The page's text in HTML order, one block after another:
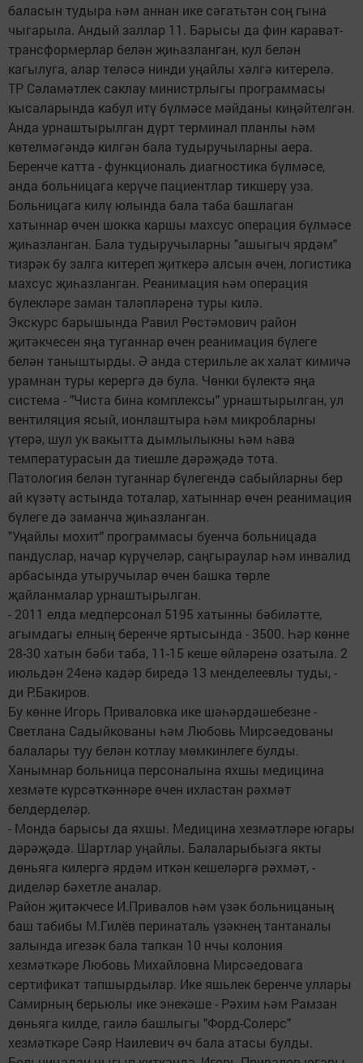
баласын тудыра һәм аннан ике сәгатьтән соң гына
чыгарыла. Андый заллар 11. Барысы да фин карават-
трансформерлар белән җиһазланган, кул белән
кагылуга, алар теләсә нинди уңайлы хәлгә китерелә.
ТР Сәламәтлек саклау министрлыгы программасы
кысаларында кабул итү бүлмәсе мәйданы киңәйтелгән.
Анда урнаштырылган дүрт терминал планлы һәм
көтелмәгәндә килгән бала тудыручыларны аера.
Беренче катта - функциональ диагностика бүлмәсе,
анда больницага керүче пациентлар тикшерү уза.
Больницага килү юлында бала таба башлаган
хатыннар өчен шокка каршы махсус операция бүлмәсе
җиһазланган. Бала тудыручыларны "ашыгыч ярдәм"
тизрәк бу залга китереп җиткерә алсын өчен, логистика
махсус җиһазланган. Реанимация һәм операция
бүлекләре заман таләпләренә туры килә.
Экскурс барышында Равил Рөстәмович район
җитәкчесен яңа туганнар өчен реанимация бүлеге
белән таныштырды. Ә анда стерильле ак халат кимичә
урамнан туры керергә дә була. Чөнки бүлектә яңа
система - "Чиста бина комплексы" урнаштырылган, ул
вентиляция ясый, ионлаштыра һәм микробларны
үтерә, шул ук вакытта дымлылыкны һәм һава
температурасын да тиешле дәрәҗәдә тота.
Патология белән туганнар бүлегендә сабыйларны бер
ай күзәтү астында тоталар, хатыннар өчен реанимация
бүлеге дә заманча җиһазланган.
"Уңайлы мохит" программасы буенча больницада
пандуслар, начар күрүчеләр, саңгыраулар һәм инвалид
арбасында утыручылар өчен башка төрле
җайланмалар урнаштырылган.
- 2011 елда медперсонал 5195 хатынны бәбиләтте,
агымдагы елның беренче яртысында - 3500. Һәр көнне
28-30 хатын бәби таба, 11-15 кеше өйләренә озатыла. 2
июльдән 24енә кадәр биредә 13 менделеевлы туды, -
ди Р.Бакиров.
Бу көнне Игорь Приваловка ике шәһәрдәшебезне -
Светлана Садыйкованы һәм Любовь Мирсәедованы
балалары туу белән котлау мөмкинлеге булды.
Ханымнар больница персоналына яхшы медицина
хезмәте күрсәткәннәре өчен ихластан рәхмәт
белдерделәр.
- Монда барысы да яхшы. Медицина хезмәтләре югары
дәрәҗәдә. Шартлар уңайлы. Балаларыбызга якты
дөньяга килергә ярдәм иткән кешеләргә рәхмәт, -
диделәр бәхетле аналар.
Район җитәкчесе И.Привалов һәм үзәк больницаның
баш табибы М.Гилёв перинаталь үзәкнең тантаналы
залында игезәк бала тапкан 10 нчы колония
хезмәткәре Любовь Михайловна Мирсәедовага
сертификат тапшырдылар. Ике яшьлек беренче уллары
Самирның берьюлы ике энекәше - Рәхим һәм Рамзан
дөньяга килде, гаилә башлыгы "Форд-Солерс"
хезмәткәре Сәяр Наилевич өч бала атасы булды.